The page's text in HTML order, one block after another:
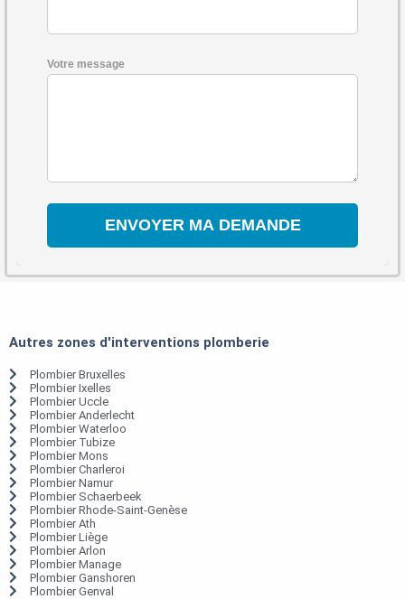
Votre message
Autres zones d'interventions plomberie
Plombier Bruxelles
Plombier Ixelles
Plombier Uccle
Plombier Anderlecht
Plombier Waterloo
Plombier Tubize
Plombier Mons
Plombier Charleroi
Plombier Namur
Plombier Schaerbeek
Plombier Rhode-Saint-Genèse
Plombier Ath
Plombier Liège
Plombier Arlon
Plombier Manage
Plombier Ganshoren
Plombier Genval